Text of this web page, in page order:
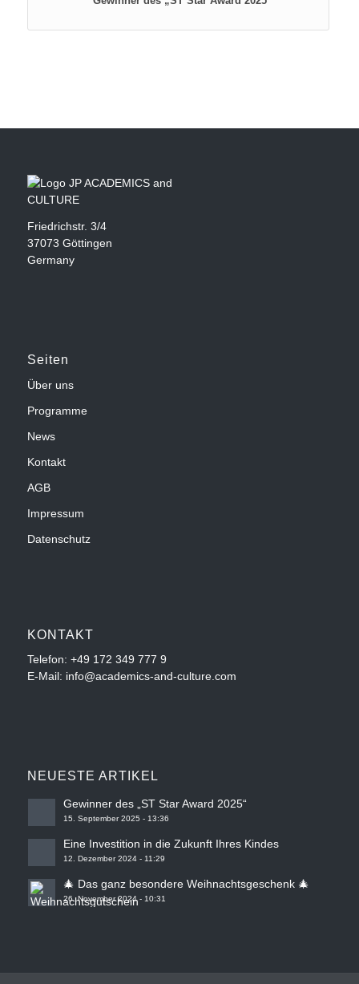
Friedrichstr. 3/4
37073 Göttingen
Germany
Seiten
Über uns
Programme
News
Kontakt
AGB
Impressum
Datenschutz
KONTAKT
Telefon: +49 172 349 777 9
E-Mail: info@academics-and-culture.com
NEUESTE ARTIKEL
Gewinner des „ST Star Award 2025“
15. September 2025 - 13:36
Eine Investition in die Zukunft Ihres Kindes
12. Dezember 2024 - 11:29
🎄 Das ganz besondere Weihnachtsgeschenk 🎄
26. November 2024 - 10:31